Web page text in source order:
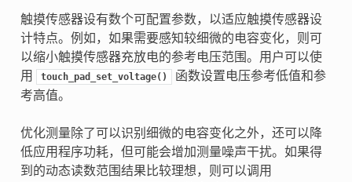
触摸传感器设有数个可配置参数，以适应触摸传感器设
计特点。例如，如果需要感知较细微的电容变化，则可
以缩小触摸传感器充放电的参考电压范围。用户可以使
用
touch_pad_set_voltage()
函数设置电压参考低值和参
考高值。
优化测量除了可以识别细微的电容变化之外，还可以降
低应用程序功耗，但可能会增加测量噪声干扰。如果得
到的动态读数范围结果比较理想，则可以调用